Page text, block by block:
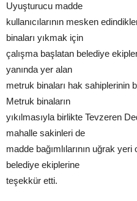
Uyuşturucu madde
kullanıcılarının mesken
binaları yıkmak için
çalışma başlatan belediye
yanında yer alan
metruk binaları hak sahiplerinin
Metruk binaların
yıkılmasıyla birlikte Tevzeren
mahalle sakinleri de
madde bağımlılarının uğrak yeri
belediye ekiplerine
teşekkür etti.